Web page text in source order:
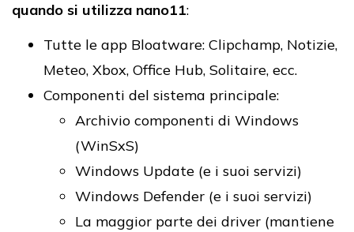
quando si utilizza nano11:
Tutte le app Bloatware: Clipchamp, Notizie,
Meteo, Xbox, Office Hub, Solitaire, ecc.
Componenti del sistema principale:
Archivio componenti di Windows
(WinSxS)
Windows Update (e i suoi servizi)
Windows Defender (e i suoi servizi)
La maggior parte dei driver (mantiene